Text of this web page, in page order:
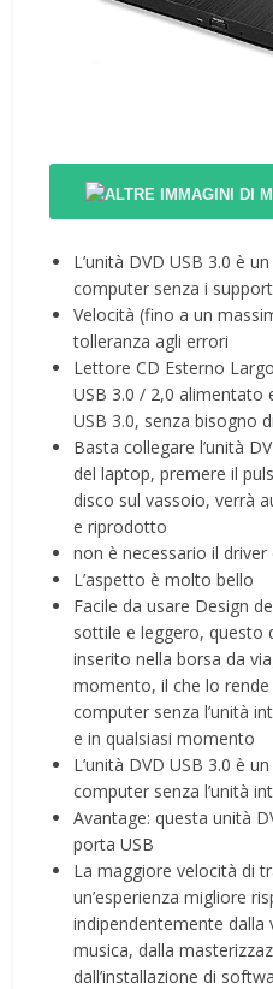
L’unità DVD USB 3.0 è
computer senza i
Velocità (fino a un
tolleranza agli errori
Lettore CD Esterno
USB 3.0 / 2,0 alimentato
USB 3.0, senza bisogno
Basta collegare l’unità
del laptop, premere il
disco sul vassoio, verrà
e riprodotto
non è necessario il driver
L’aspetto è molto bello
Facile da usare Design
sottile e leggero, questo
inserito nella borsa da
momento, il che lo
computer senza l’unità
e in qualsiasi momento
L’unità DVD USB 3.0 è
computer senza l’unità
Avantage: questa unità
porta USB
La maggiore velocità di
un’esperienza migliore
indipendentemente dalla
musica, dalla
dall’installazione di